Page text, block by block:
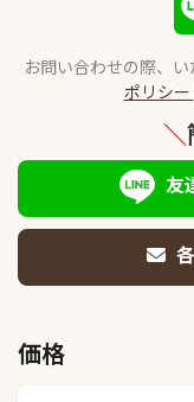
お問い合わせの際、
ポリシー
＼
友
価格